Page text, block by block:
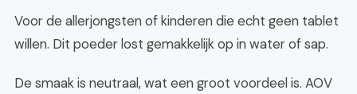
Voor de allerjongsten of kinderen die echt geen tablet
willen. Dit poeder lost gemakkelijk op in water of sap.
De smaak is neutraal, wat een groot voordeel is. AOV